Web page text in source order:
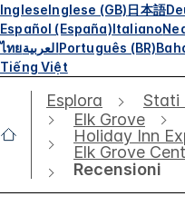
IngleseInglese (GB)日本語
Español (España)Italiano
ไทยالعربيةPortuguês (BR)
Tiếng Việt
Esplora Stati
Elk Grove
Holiday Inn
Elk Grove
Recensioni